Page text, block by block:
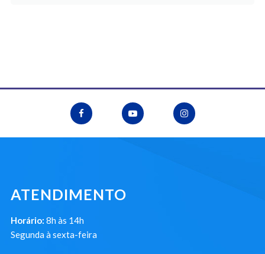
ATENDIMENTO
Horário: 8h às 14h
Segunda à sexta-feira